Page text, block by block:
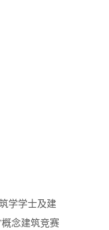
学学士及建
念建筑竞赛